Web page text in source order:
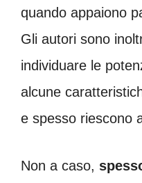
quando appaiono
Gli autori sono
individuare le
alcune
e spesso riescono
Non a caso,